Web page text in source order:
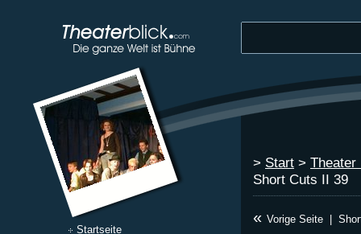
Startseite
> Start > Theater
Short Cuts II 39
« Vorige Seite